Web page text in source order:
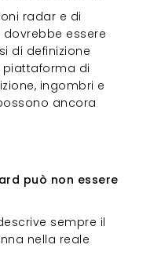
radar e di
dovrebbe essere
di definizione
piattaforma di
ingombri e
ancora
può non essere
sempre il
nella reale